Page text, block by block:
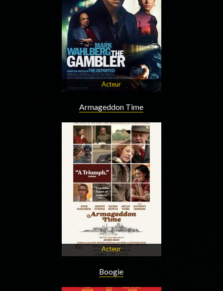
Acteur
Armageddon Time
Acteur
Boogie